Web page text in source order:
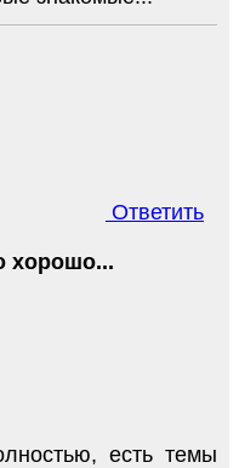
Ответить
хорошо...
есть темы